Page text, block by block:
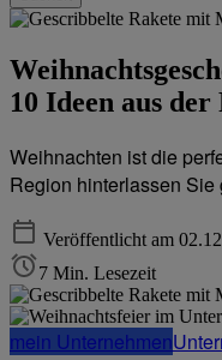
10 Ideen aus der
Weihnachten ist die
Region hinterlassen
Veröffentlicht am
7 Min. Lesezeit
mein Unternehmen